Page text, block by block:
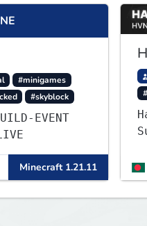
#minigames
#skyblock
Minecraft 1.21.11